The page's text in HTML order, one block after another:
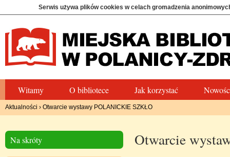
Serwis używa plików cookies w celach gromadzenia
Witamy O bibliotece Jak korzystać
Aktualności › Otwarcie wystawy POLANICKIE SZKŁO
Na skróty Otwarcie